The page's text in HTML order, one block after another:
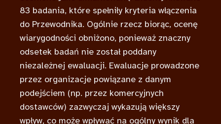
83 badania, które spełniły kryteria włączenia
do Przewodnika. Ogólnie rzecz biorąc, ocenę
wiarygodności obniżono, ponieważ znaczny
odsetek badań nie został poddany
niezależnej ewaluacji. Ewaluacje prowadzone
przez organizacje powiązane z danym
podejściem (np. przez komercyjnych
dostawców) zazwyczaj wykazują większy
wpływ, co może wpływać na ogólny wynik dla